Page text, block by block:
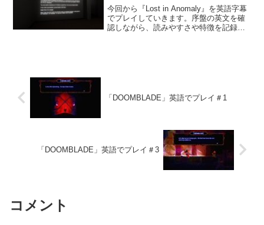
今回から『Lost in Anomaly』を英語字幕
でプレイしていきます。序盤の英文を確
認しながら、読みやすさや特徴を記録し
「DOOMBLADE」英語でプレイ＃1
「DOOMBLADE」英語でプレイ＃3
コメント